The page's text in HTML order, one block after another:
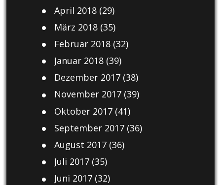
April 2018(29)
März 2018(35)
Februar 2018(32)
Januar 2018(39)
Dezember 2017(38)
November 2017(39)
Oktober 2017(41)
September 2017(36)
August 2017(36)
Juli 2017(35)
Juni 2017(32)